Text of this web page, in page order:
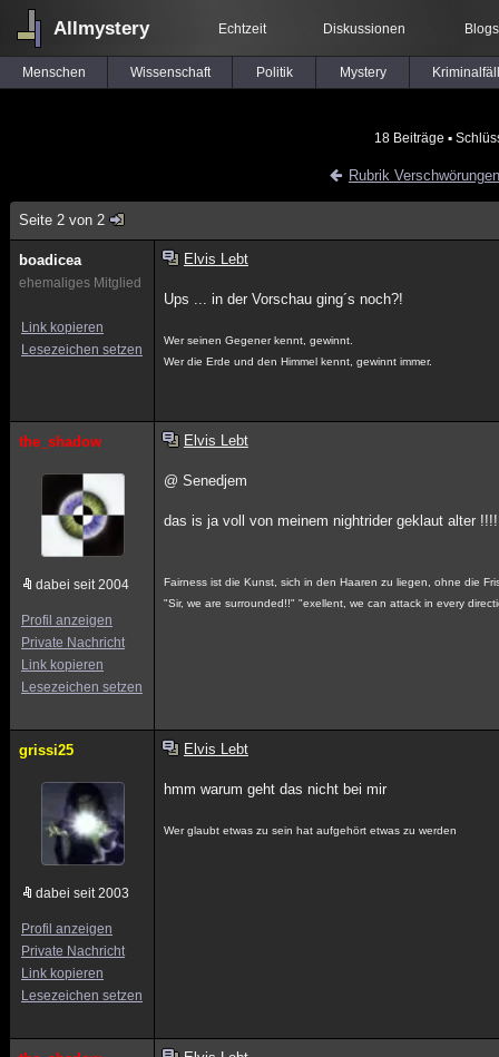
Allmystery Echtzeit Diskussionen Blogs
Menschen Wissenschaft Politik Mystery
18 Beiträge ▪
Rubrik Verschwörungen
Seite 2 von 2
boadicea
ehemaliges Mitglied
Link kopieren
Lesezeichen setzen
Elvis Lebt
Ups ... in der Vorschau ging´s noch?!
Wer seinen Gegener kennt, gewinnt.
Wer die Erde und den Himmel kennt, gewinnt immer.
the_shadow
dabei seit 2004
Profil anzeigen
Private Nachricht
Link kopieren
Lesezeichen setzen
Elvis Lebt
@ Senedjem
das is ja voll von meinem nightrider geklaut alter
Fairness ist die Kunst, sich in den Haaren zu liegen, ohne die
"Sir, we are surrounded!!" "exellent, we can attack in every
grissi25
dabei seit 2003
Profil anzeigen
Private Nachricht
Link kopieren
Lesezeichen setzen
Elvis Lebt
hmm warum geht das nicht bei mir
Wer glaubt etwas zu sein hat aufgehört etwas zu werden